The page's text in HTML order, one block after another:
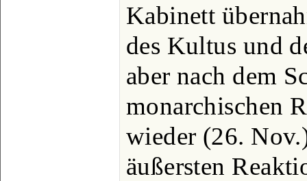
Kabinett
des Kultus und
aber nach dem
monarchischen
wieder (26.
äußersten